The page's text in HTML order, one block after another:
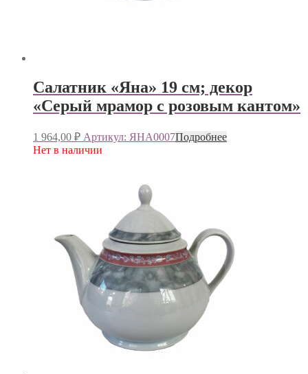
Салатник «Яна» 19 см; декор
«Серый мрамор с розовым кантом»
1 964,00 ₽ Артикул: ЯНА0007Подробнее
Нет в наличии